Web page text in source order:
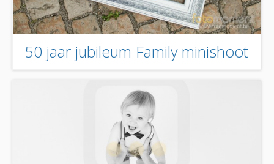
50 jaar jubileum Family minishoot